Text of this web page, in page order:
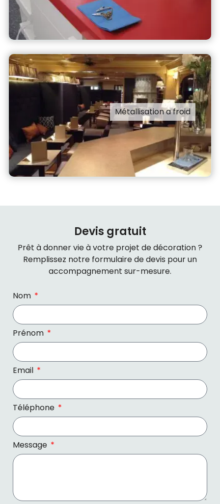
Métallisation a froid
Devis gratuit
Prêt à donner vie à votre projet de décoration ?
Remplissez notre formulaire de devis pour un
accompagnement sur-mesure.
Nom
Prénom
Email
Téléphone
Message